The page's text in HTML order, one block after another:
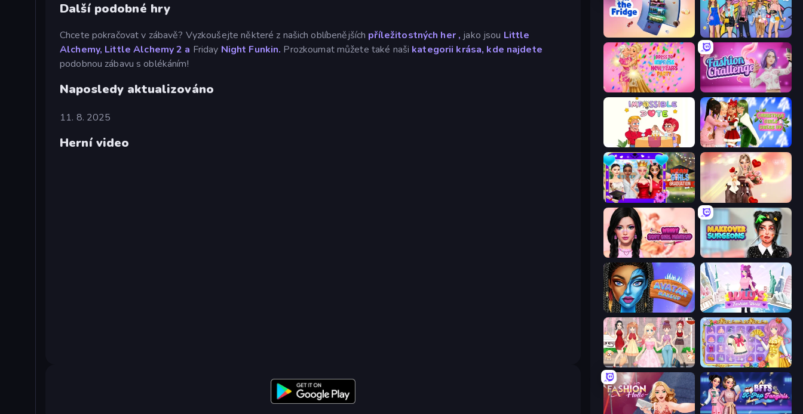
Další podobné hry
Chcete pokračovat v zábavě? Vyzkoušejte některé z našich oblíbenějších příležitostných her , jako jsou Little
Alchemy, Little Alchemy 2 a Friday Night Funkin. Prozkoumat můžete také naši kategorii krása, kde najdete
podobnou zábavu s oblékáním!
Naposledy aktualizováno
11. 8. 2025
Herní video
Fill The Fridge College Girls Team Makeover
Dress To Impress: New Year's Party Fashion Challenge: Catwalk Run
Impossible Date Christmas Girls Dress Up
Mean Girls Graduation Day GRWM Date Night
Wendy Soft Girl Makeup Makeover Surgeons
Avatar Make Up Lulu's Fashion World
Anime Girls Dress Up Games Anime Princess Dress Up